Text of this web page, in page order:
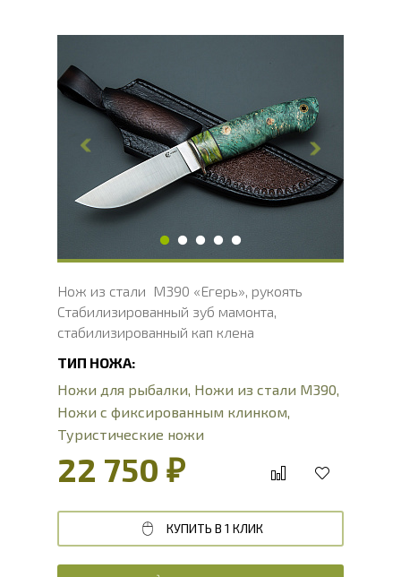
Общая длина, мм
Длина клинка, мм
113.8
Ширина клинка, мм
29.7
Толщина обуха, мм
Ширина рукояти, мм
29.8
Длина рукояти, мм
126.2
Толщина рукояти, мм
24
Твердость клинка, HRC
62 - 64 HRC
Нож из стали M390 «Егерь», рукоять
Стабилизированный зуб мамонта,
стабилизированный кап клена
ТИП НОЖА:
Ножи для рыбалки, Ножи из стали М390,
Ножи с фиксированным клинком,
Туристические ножи
22 750 ₽
КУПИТЬ В 1 КЛИК